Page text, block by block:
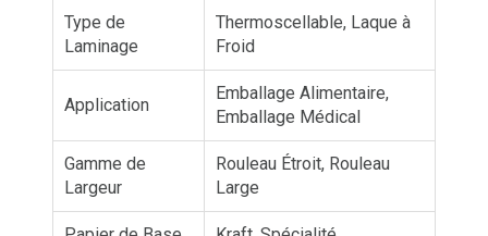
Type de
Laminage
Thermoscellable, Laque à
Froid
Application
Emballage Alimentaire,
Emballage Médical
Gamme de
Largeur
Rouleau Étroit, Rouleau
Large